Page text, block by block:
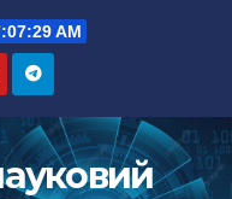
AM